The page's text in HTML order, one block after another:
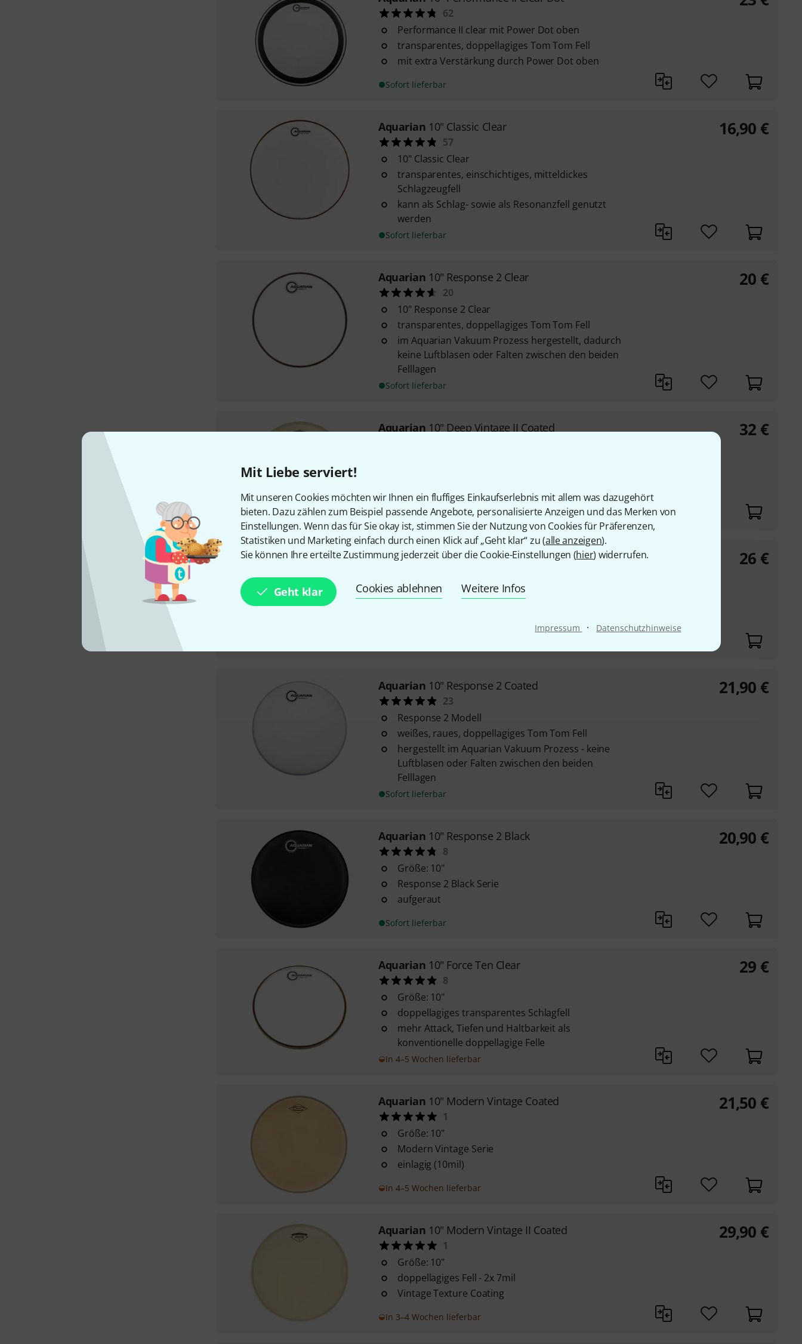
Mit Liebe serviert!
Mit unseren Cookies möchten wir Ihnen ein fluffiges Einkaufserlebnis mit allem was dazugehört
bieten. Dazu zählen zum Beispiel passende Angebote, personalisierte Anzeigen und das Merken von
Einstellungen. Wenn das für Sie okay ist, stimmen Sie der Nutzung von Cookies für Präferenzen,
Statistiken und Marketing einfach durch einen Klick auf „Geht klar“ zu (alle anzeigen).
Sie können Ihre erteilte Zustimmung jederzeit über die Cookie-Einstellungen (hier) widerrufen.
Geht klar Cookies ablehnen Weitere Infos
Impressum · Datenschutzhinweise
62
Performance II clear mit Power Dot oben
transparentes, doppellagiges Tom Tom Fell
mit extra Verstärkung durch Power Dot oben
Sofort lieferbar
Aquarian 10" Classic Clear
57
10" Classic Clear
transparentes, einschichtiges, mitteldickes
Schlagzeugfell
kann als Schlag- sowie als Resonanzfell genutzt
werden
Sofort lieferbar
16,90 €
Aquarian 10" Response 2 Clear
20
10" Response 2 Clear
transparentes, doppellagiges Tom Tom Fell
im Aquarian Vakuum Prozess hergestellt, dadurch
keine Luftblasen oder Falten zwischen den beiden
Felllagen
Sofort lieferbar
20 €
Aquarian 10" Deep Vintage II Coated
doppellagig
Sofort lieferbar
32 €
Aquarian 10" Jack De Johnette Signature
Größe: 10"
26 €
Aquarian 10" Response 2 Coated
23
Response 2 Modell
weißes, raues, doppellagiges Tom Tom Fell
hergestellt im Aquarian Vakuum Prozess - keine
Luftblasen oder Falten zwischen den beiden
Felllagen
Sofort lieferbar
21,90 €
Aquarian 10" Response 2 Black
8
Größe: 10"
Response 2 Black Serie
aufgeraut
Sofort lieferbar
20,90 €
Aquarian 10" Force Ten Clear
8
Größe: 10"
doppellagiges transparentes Schlagfell
mehr Attack, Tiefen und Haltbarkeit als
konventionelle doppellagige Felle
In 4–5 Wochen lieferbar
29 €
Aquarian 10" Modern Vintage Coated
1
Größe: 10"
Modern Vintage Serie
einlagig (10mil)
In 4–5 Wochen lieferbar
21,50 €
Aquarian 10" Modern Vintage II Coated
1
Größe: 10"
doppellagiges Fell - 2x 7mil
Vintage Texture Coating
In 3–4 Wochen lieferbar
29,90 €